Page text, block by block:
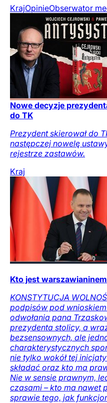
KrajOpinieObserwator
Nowe decyzje
do TK
Prezydent skierował do
następczej nowelę
rejestrze zastawów.
Kraj
Kto jest warszawianinem
KONSTYTUCJA
podpisów pod
odwołania pana
prezydenta stolicy, a
bezsensownych, ale
charakterystycznych
nie tylko wokół tej
składać oraz kto ma
Nie w sensie prawnym,
czasami – kto ma nawet
sprawie tego, jak